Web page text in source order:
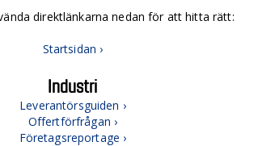
direktlänkarna nedan för att hitta rätt:
Startsidan ›
Industri
Leverantörsguiden ›
Offertförfrågan ›
Företagsreportage ›